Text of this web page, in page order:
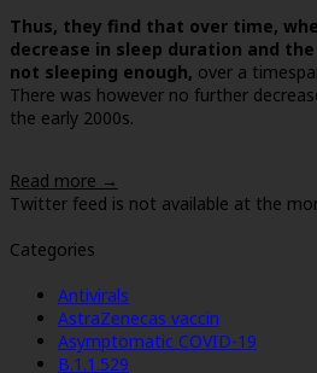
Thus, they find that over time,
decrease in sleep duration and
not sleeping enough, over a
There was however no further
the early 2000s.
Read more →
Twitter feed is not available at the
Categories
Antivirals
AstraZenecas vaccin
Asymptomatic COVID-19
B.1.1.529